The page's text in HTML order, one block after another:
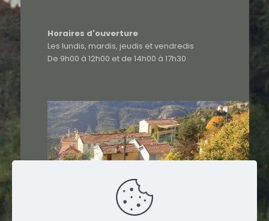
Horaires d'ouverture
Les lundis, mardis, jeudis et vendredis
De 9h00 à 12h00 et de 14h00 à 17h30